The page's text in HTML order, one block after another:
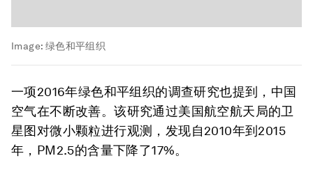
Image: 绿色和平组织
一项2016年绿色和平组织的调查研究也提到，中国
空气在不断改善。该研究通过美国航空航天局的卫
星图对微小颗粒进行观测，发现自2010年到2015
年，PM2.5的含量下降了17%。